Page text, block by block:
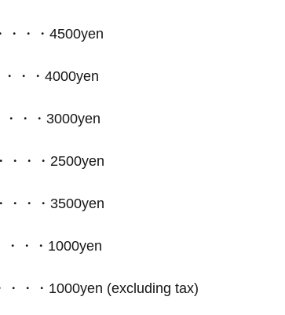
・・・4500yen
・・4000yen
・・・3000yen
・・・2500yen
・・・3500yen
・・・1000yen
・・・1000yen (excluding tax)